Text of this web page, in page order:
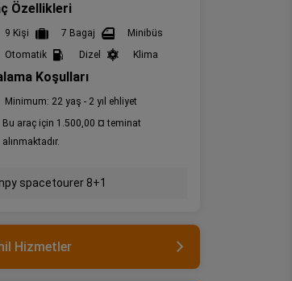
Özellikleri
9 Kişi 7 Bagaj
Minibüs
Otomatik
Dizel Klima
Koşulları
Minimum: 22 yaş - 2 yıl ehliyet
Bu araç için 1.500,00 ¤ teminat
alınmaktadır.
spacetourer 8+1
Hizmetler